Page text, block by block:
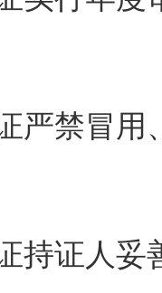
严禁冒用
持证人妥